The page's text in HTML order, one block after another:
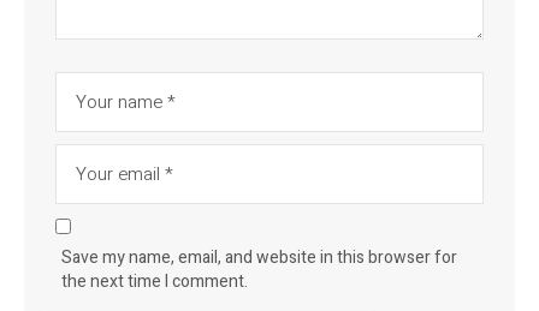
Save my name, email, and website in this browser for
the next time I comment.